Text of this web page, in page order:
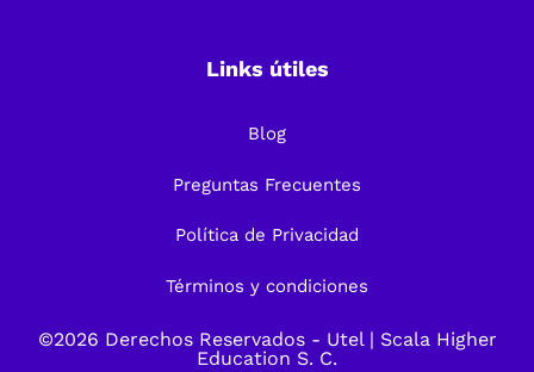
Links útiles
Blog
Preguntas Frecuentes
Política de Privacidad
Términos y condiciones
©2026 Derechos Reservados - Utel| Scala Higher
Education S. C.